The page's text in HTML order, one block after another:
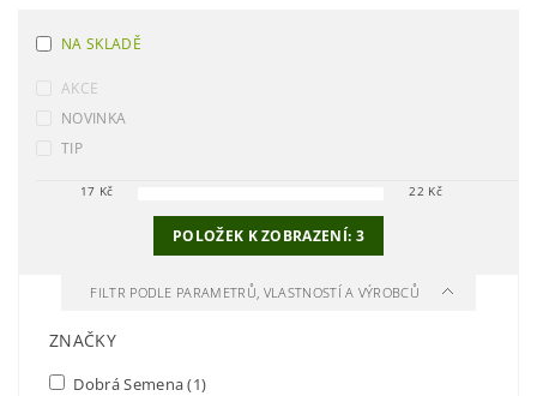
NA SKLADĚ
AKCE
NOVINKA
TIP
17 Kč 22 Kč
POLOŽEK K ZOBRAZENÍ: 3
FILTR PODLE PARAMETRŮ, VLASTNOSTÍ A VÝROBCŮ
ZNAČKY
Dobrá Semena(1)